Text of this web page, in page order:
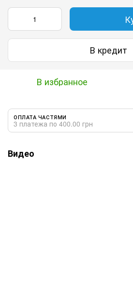
В кредит
В избранное
ОПЛАТА ЧАСТЯМИ
3 платежа по 400.00 грн
Видео